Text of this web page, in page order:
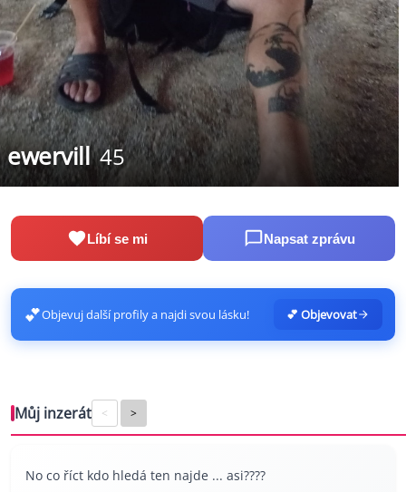
ewervill 45
Líbí se mi Napsat zprávu
💕Objevuj další profily a najdi svou lásku! 💕 Objevovat
Můj inzerát < >
No co říct kdo hledá ten najde ... asi????